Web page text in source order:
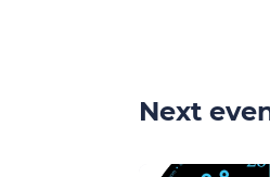
Next